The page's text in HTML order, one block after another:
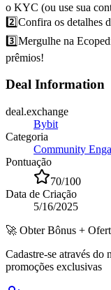
o KYC (ou use sua
2️⃣Confira os detalhes
3️⃣Mergulhe na
prêmios!
Deal Information
deal.exchange
Bybit
Categoria
Community
Pontuação
70/100
Data de Criação
5/16/2025
🚀 Obter Bônus +
Cadastre-se através do
promoções exclusivas